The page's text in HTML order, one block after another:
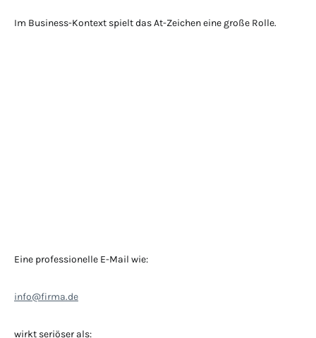
Im Business-Kontext spielt das At-Zeichen eine große Rolle.
Eine professionelle E-Mail wie:
info@firma.de
wirkt seriöser als: